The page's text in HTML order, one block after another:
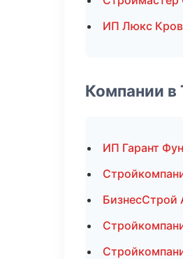
ИП Люкс
Компании в
ИП Гарант